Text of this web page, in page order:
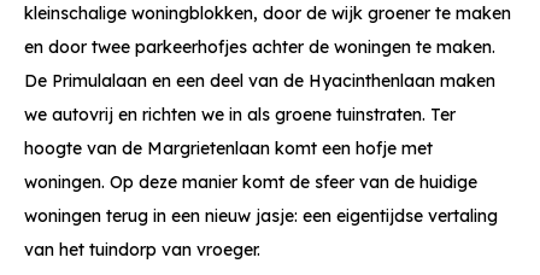
kleinschalige woningblokken, door de wijk groener te maken
en door twee parkeerhofjes achter de woningen te maken.
De Primulalaan en een deel van de Hyacinthenlaan maken
we autovrij en richten we in als groene tuinstraten. Ter
hoogte van de Margrietenlaan komt een hofje met
woningen. Op deze manier komt de sfeer van de huidige
woningen terug in een nieuw jasje: een eigentijdse vertaling
van het tuindorp van vroeger.